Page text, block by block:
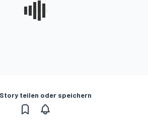
teilen oder speichern